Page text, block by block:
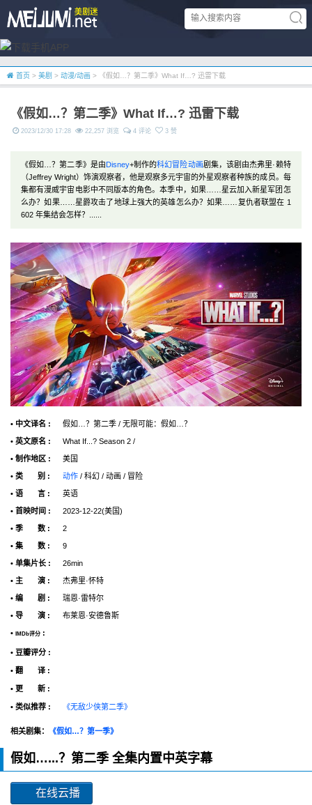
首页 > 美剧 > 动漫/动画 > 《假如…？第二季》What If…? 迅雷下载
《假如…？第二季》What If…? 迅雷下载
2023/12/30 17:28 22,257 浏览 4 评论 3 赞
《假如…？第二季》是由Disney+制作的科幻冒险动画剧集，该剧由杰弗里·赖特
（Jeffrey Wright）饰演观察者，他是观察多元宇宙的外星观察者种族的成员。每
集都有漫威宇宙电影中不同版本的角色。本季中，如果……星云加入新星军团怎
么办？如果……星爵攻击了地球上强大的英雄怎么办？如果……复仇者联盟在 1
602 年集结会怎样？......
• 中文译名 : 假如…？第二季 / 无限可能：假如…？
• 英文原名 : What If...? Season 2 /
• 制作地区 : 美国
• 类 别 : 动作 / 科幻 / 动画 / 冒险
• 语 言 : 英语
• 首映时间 : 2023-12-22(美国)
• 季 数 : 2
• 集 数 : 9
• 单集片长 : 26min
• 主 演 : 杰弗里·怀特
• 编 剧 : 瑞恩·雷特尔
• 导 演 : 布莱恩·安德鲁斯
• IMDb评分 :
• 豆瓣评分 :
• 翻 译 :
• 更 新 :
• 类似推荐 : 《无敌少侠第二季》
相关剧集： 《假如…？第一季》
假如…...？第二季 全集内置中英字幕
在线云播